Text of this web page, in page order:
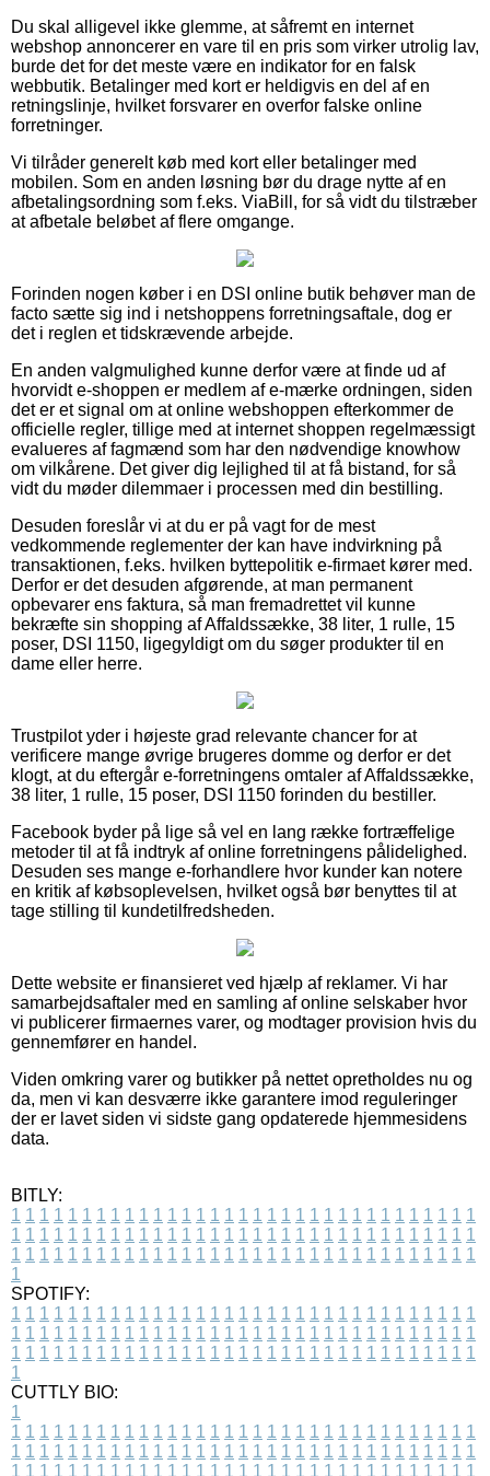
Du skal alligevel ikke glemme, at såfremt en internet
webshop annoncerer en vare til en pris som virker utrolig lav,
burde det for det meste være en indikator for en falsk
webbutik. Betalinger med kort er heldigvis en del af en
retningslinje, hvilket forsvarer en overfor falske online
forretninger.
Vi tilråder generelt køb med kort eller betalinger med
mobilen. Som en anden løsning bør du drage nytte af en
afbetalingsordning som f.eks. ViaBill, for så vidt du tilstræber
at afbetale beløbet af flere omgange.
Forinden nogen køber i en DSI online butik behøver man de
facto sætte sig ind i netshoppens forretningsaftale, dog er
det i reglen et tidskrævende arbejde.
En anden valgmulighed kunne derfor være at finde ud af
hvorvidt e-shoppen er medlem af e-mærke ordningen, siden
det er et signal om at online webshoppen efterkommer de
officielle regler, tillige med at internet shoppen regelmæssigt
evalueres af fagmænd som har den nødvendige knowhow
om vilkårene. Det giver dig lejlighed til at få bistand, for så
vidt du møder dilemmaer i processen med din bestilling.
Desuden foreslår vi at du er på vagt for de mest
vedkommende reglementer der kan have indvirkning på
transaktionen, f.eks. hvilken byttepolitik e-firmaet kører med.
Derfor er det desuden afgørende, at man permanent
opbevarer ens faktura, så man fremadrettet vil kunne
bekræfte sin shopping af Affaldssække, 38 liter, 1 rulle, 15
poser, DSI 1150, ligegyldigt om du søger produkter til en
dame eller herre.
Trustpilot yder i højeste grad relevante chancer for at
verificere mange øvrige brugeres domme og derfor er det
klogt, at du eftergår e-forretningens omtaler af Affaldssække,
38 liter, 1 rulle, 15 poser, DSI 1150 forinden du bestiller.
Facebook byder på lige så vel en lang række fortræffelige
metoder til at få indtryk af online forretningens pålidelighed.
Desuden ses mange e-forhandlere hvor kunder kan notere
en kritik af købsoplevelsen, hvilket også bør benyttes til at
tage stilling til kundetilfredsheden.
Dette website er finansieret ved hjælp af reklamer. Vi har
samarbejdsaftaler med en samling af online selskaber hvor
vi publicerer firmaernes varer, og modtager provision hvis du
gennemfører en handel.
Viden omkring varer og butikker på nettet opretholdes nu og
da, men vi kan desværre ikke garantere imod reguleringer
der er lavet siden vi sidste gang opdaterede hjemmesidens
data.
BITLY:
1 1 1 1 1 1 1 1 1 1 1 1 1 1 1 1 1 1 1 1 1 1 1 1 1 1 1 1 1 1 1 1 1
1 1 1 1 1 1 1 1 1 1 1 1 1 1 1 1 1 1 1 1 1 1 1 1 1 1 1 1 1 1 1 1 1
1 1 1 1 1 1 1 1 1 1 1 1 1 1 1 1 1 1 1 1 1 1 1 1 1 1 1 1 1 1 1 1 1
1
SPOTIFY:
1 1 1 1 1 1 1 1 1 1 1 1 1 1 1 1 1 1 1 1 1 1 1 1 1 1 1 1 1 1 1 1 1
1 1 1 1 1 1 1 1 1 1 1 1 1 1 1 1 1 1 1 1 1 1 1 1 1 1 1 1 1 1 1 1 1
1 1 1 1 1 1 1 1 1 1 1 1 1 1 1 1 1 1 1 1 1 1 1 1 1 1 1 1 1 1 1 1 1
1
CUTTLY BIO:
1
1 1 1 1 1 1 1 1 1 1 1 1 1 1 1 1 1 1 1 1 1 1 1 1 1 1 1 1 1 1 1 1 1
1 1 1 1 1 1 1 1 1 1 1 1 1 1 1 1 1 1 1 1 1 1 1 1 1 1 1 1 1 1 1 1 1
1 1 1 1 1 1 1 1 1 1 1 1 1 1 1 1 1 1 1 1 1 1 1 1 1 1 1 1 1 1 1 1 1